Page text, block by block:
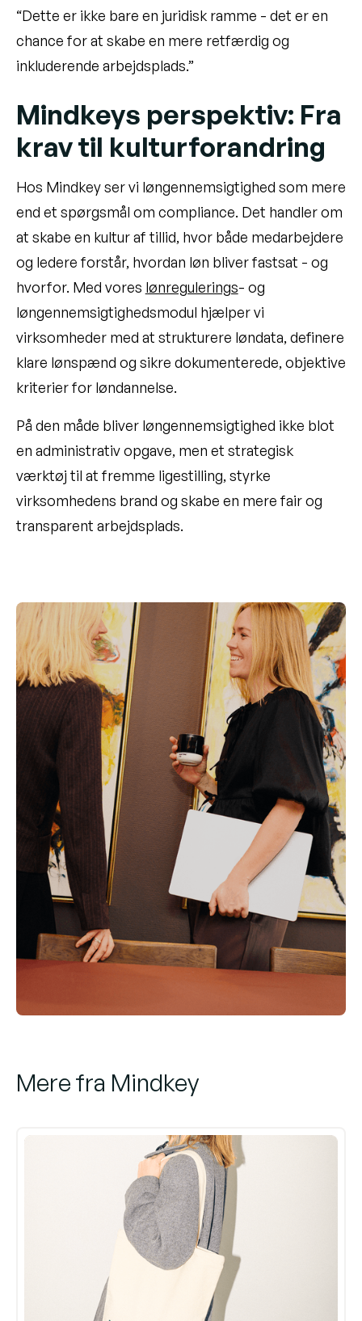
“Dette er ikke bare en juridisk ramme - det er en
chance for at skabe en mere retfærdig og
inkluderende arbejdsplads.”
Mindkeys perspektiv: Fra
krav til kulturforandring
Hos Mindkey ser vi løngennemsigtighed som mere
end et spørgsmål om compliance. Det handler om
at skabe en kultur af tillid, hvor både medarbejdere
og ledere forstår, hvordan løn bliver fastsat - og
hvorfor. Med vores lønregulerings- og
løngennemsigtighedsmodul hjælper vi
virksomheder med at strukturere løndata, definere
klare lønspænd og sikre dokumenterede, objektive
kriterier for løndannelse.
På den måde bliver løngennemsigtighed ikke blot
en administrativ opgave, men et strategisk
værktøj til at fremme ligestilling, styrke
virksomhedens brand og skabe en mere fair og
transparent arbejdsplads.
Mere fra Mindkey